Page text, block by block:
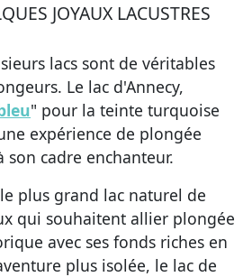
JOYAUX LACUSTRES
lacs sont de véritables
Le lac d'Annecy,
" pour la teinte turquoise
expérience de plongée
cadre enchanteur.
plus grand lac naturel de
qui souhaitent allier plongée
avec ses fonds riches en
plus isolée, le lac de